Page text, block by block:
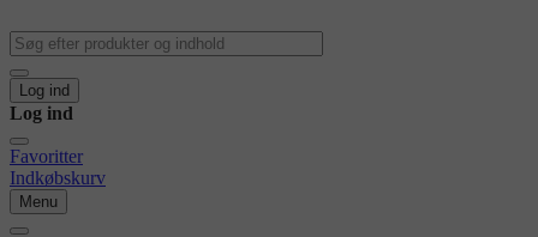
Log ind
Log ind
Favoritter
Indkøbskurv
Menu